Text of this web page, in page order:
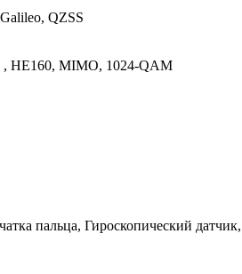
QZSS
, HE160, MIMO, 1024-QAM
пальца, Гироскопический